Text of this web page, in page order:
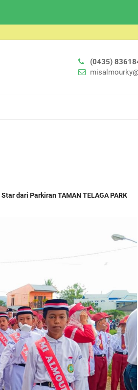
(0435)
Star dari Parkiran TAMAN TELAGA PARK